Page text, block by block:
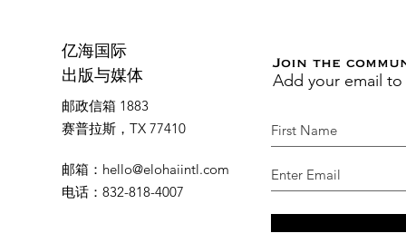
亿海国际
出版与媒体
邮政信箱 1883
赛普拉斯，TX 77410
邮箱 ： hello@elohaiintl.com
电话 ：832-818-4007
Join the
Add your email